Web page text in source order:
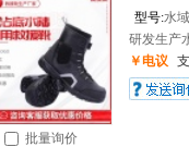
批量询价
型号:水
研发生产
￥电议